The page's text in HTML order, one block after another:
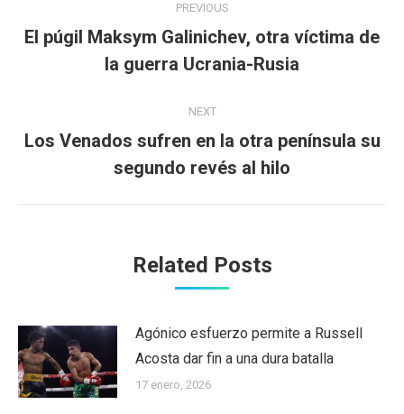
navigation
PREVIOUS
Previous
post:
El púgil Maksym Galinichev, otra víctima de
la guerra Ucrania-Rusia
NEXT
Next
post:
Los Venados sufren en la otra península su
segundo revés al hilo
Related Posts
Agónico esfuerzo permite a Russell
Acosta dar fin a una dura batalla
17 enero, 2026